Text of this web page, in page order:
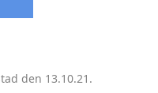
den 13.10.21.